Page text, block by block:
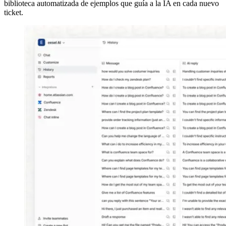
biblioteca automatizada de ejemplos que guía a la IA en cada nuevo
ticket.